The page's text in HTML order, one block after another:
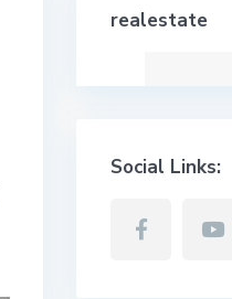
realestate
Social Links: